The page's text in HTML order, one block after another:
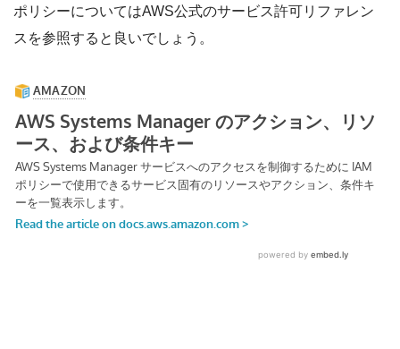
ポリシーについてはAWS公式のサービス許可リファレン
スを参照すると良いでしょう。